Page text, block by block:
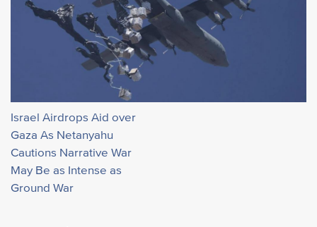
Israel Airdrops Aid over
Gaza As Netanyahu
Cautions Narrative War
May Be as Intense as
Ground War